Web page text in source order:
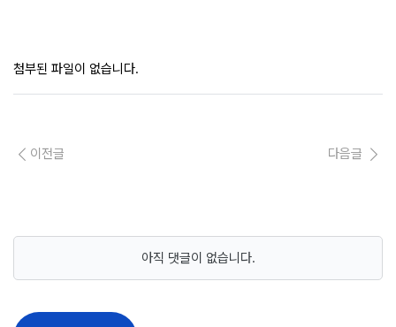
첨부된 파일이 없습니다.
이전글 다음글
아직 댓글이 없습니다.